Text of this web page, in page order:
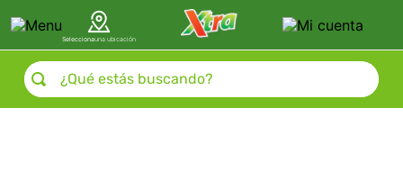
Seleccionauna ubicación
¿Qué estás buscando?